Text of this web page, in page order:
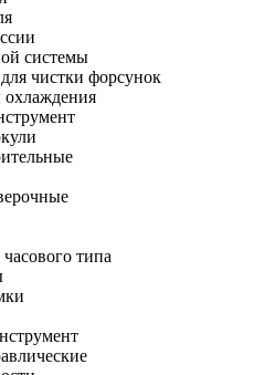
системы
чистки форсунок
охлаждения
типа